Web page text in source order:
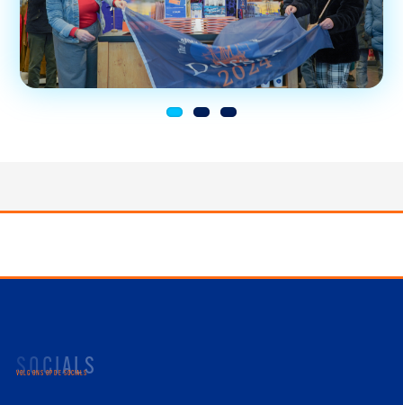
SOCIALS
VOLG ONS OP DE SOCIALS